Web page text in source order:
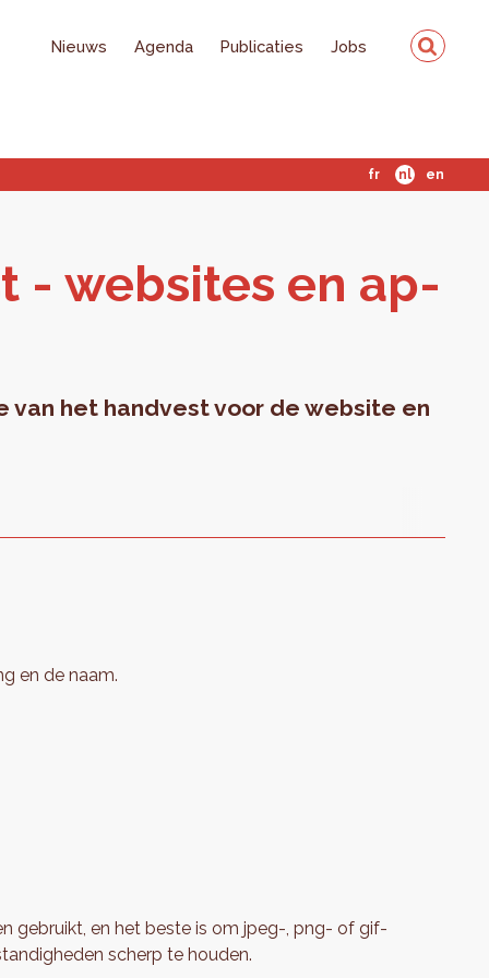
Nieuws Agenda Publicaties Jobs
fr nl en
- web­si­tes en ap­
het handvest voor de website en
en de naam.
gebruikt, en het beste is om jpeg-, png- of gif-
scherp te houden.